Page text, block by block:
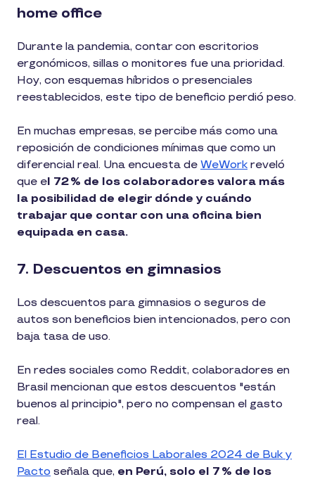
home office
Durante la pandemia, contar con escritorios
ergonómicos, sillas o monitores fue una prioridad.
Hoy, con esquemas híbridos o presenciales
reestablecidos, este tipo de beneficio perdió peso.
En muchas empresas, se percibe más como una
reposición de condiciones mínimas que como un
diferencial real. Una encuesta de WeWork reveló
que el 72 % de los colaboradores valora más
la posibilidad de elegir dónde y cuándo
trabajar que contar con una oficina bien
equipada en casa.
7. Descuentos en gimnasios
Los descuentos para gimnasios o seguros de
autos son beneficios bien intencionados, pero con
baja tasa de uso.
En redes sociales como Reddit, colaboradores en
Brasil mencionan que estos descuentos "están
buenos al principio", pero no compensan el gasto
real.
El Estudio de Beneficios Laborales 2024 de Buk y
Pacto señala que, en Perú, solo el 7 % de los